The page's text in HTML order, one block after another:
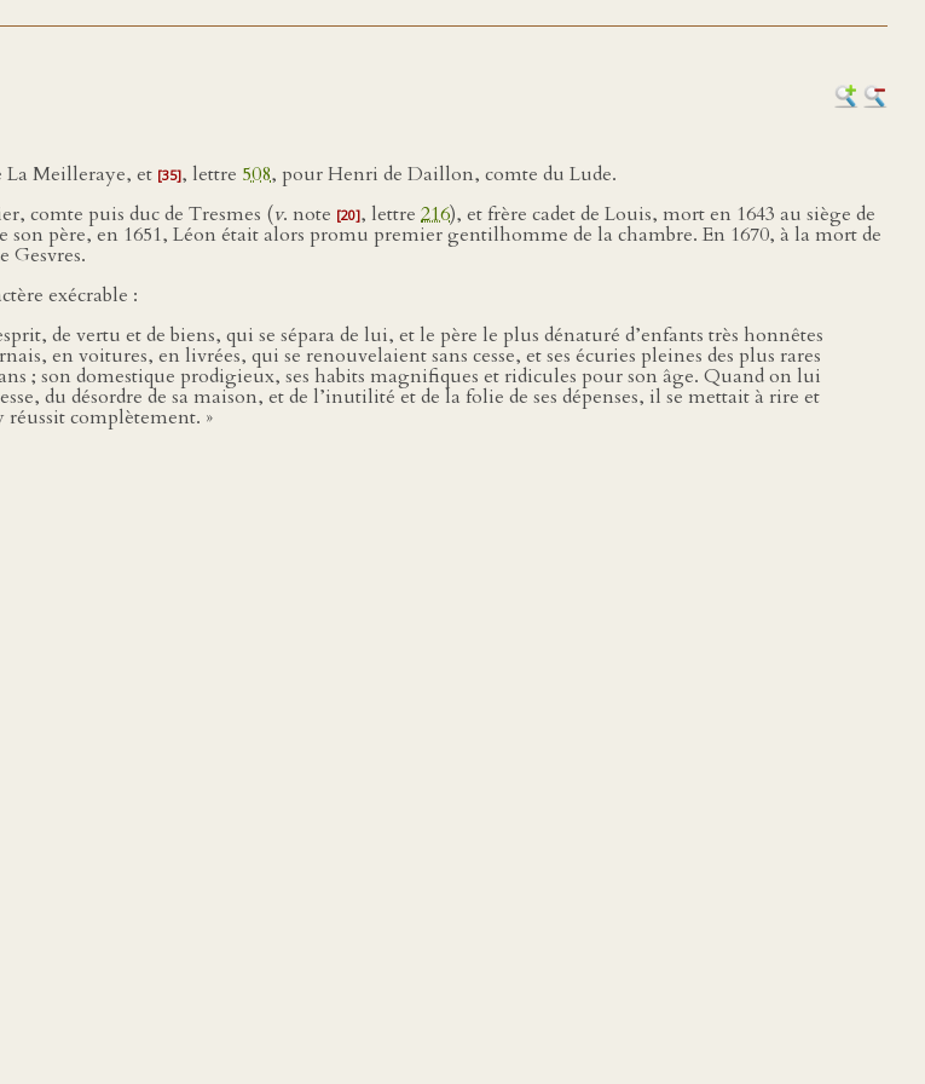
La Meilleraye, et [35], lettre 508, pour Henri de Daillon, comte du Lude.
comte puis duc de Tresmes (v. note [20], lettre 216), et frère cadet de Louis, mort en 1643 au siège de
son père, en 1651, Léon était alors promu premier gentilhomme de la chambre. En 1670, à la mort de
Gesvres.
exécrable :
de vertu et de biens, qui se sépara de lui, et le père le plus dénaturé d’enfants très honnêtes
en voitures, en livrées, qui se renouvelaient sans cesse, et ses écuries pleines des plus rares
; son domestique prodigieux, ses habits magnifiques et ridicules pour son âge. Quand on lui
du désordre de sa maison, et de l’inutilité et de la folie de ses dépenses, il se mettait à rire et
complètement. »